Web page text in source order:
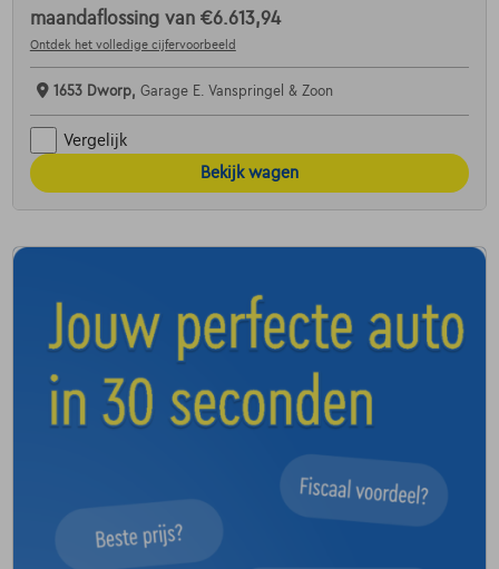
maandaflossing van €6.613,94
Ontdek het volledige cijfervoorbeeld
1653 Dworp, Garage E. Vanspringel & Zoon
Vergelijk
Bekijk wagen